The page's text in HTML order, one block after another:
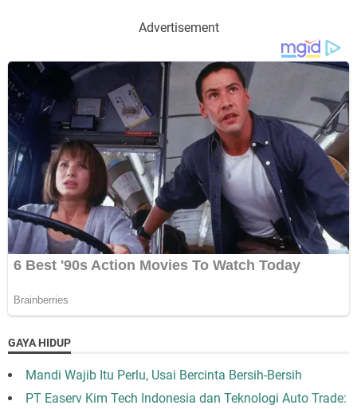
Advertisement
GAYA HIDUP
Mandi Wajib Itu Perlu, Usai Bercinta Bersih-Bersih
PT Easerv Kim Tech Indonesia dan Teknologi Auto Trade: